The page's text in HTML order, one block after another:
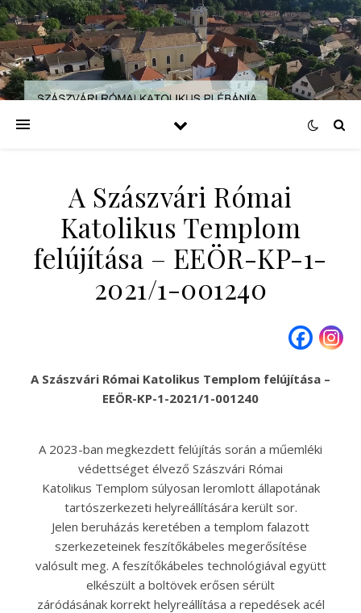
A Szászvári Római
Katolikus Templom
felújítása – EEÖR-KP-1-
2021/1-001240
A Szászvári Római Katolikus Templom felújítása –
EEÖR-KP-1-2021/1-001240
A 2023-ban megkezdett felújítás során a műemléki
védettséget élvező Szászvári Római
Katolikus Templom súlyosan leromlott állapotának
tartószerkezeti helyreállítására került sor.
Jelen beruházás keretében a templom falazott
szerkezeteinek feszítőkábeles megerősítése
valósult meg. A feszítőkábeles technológiával együtt
elkészült a boltövek erősen sérült
záródásának korrekt helyreállítása a repedések acél